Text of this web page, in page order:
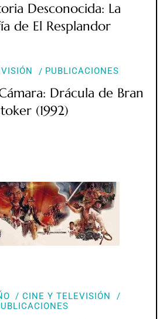
Desconocida: La
de El Resplandor
PUBLICACIONES
Drácula de Bran
(1992)
CINE Y TELEVISIÓN